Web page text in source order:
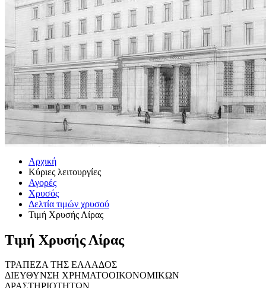
Αρχική
Κύριες λειτουργίες
Αγορές
Χρυσός
Δελτία τιμών χρυσού
Τιμή Χρυσής Λίρας
Τιμή Χρυσής Λίρας
ΤΡΑΠΕΖΑ ΤΗΣ ΕΛΛΑΔΟΣ
ΔΙΕΥΘΥΝΣΗ ΧΡΗΜΑΤΟΟΙΚΟΝΟΜΙΚΩΝ